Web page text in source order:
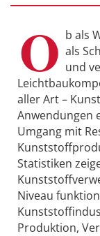
O b als
als
und
aller Art –
Anwendungen
Umgang mit
Statistiken
Niveau
Produktion,